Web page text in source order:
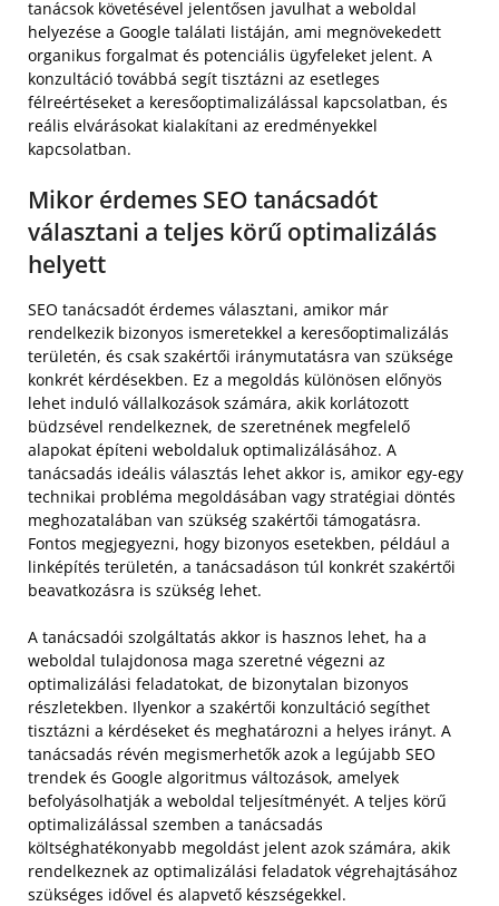
tanácsok követésével jelentősen javulhat a weboldal
helyezése a Google találati listáján, ami megnövekedett
organikus forgalmat és potenciális ügyfeleket jelent. A
konzultáció továbbá segít tisztázni az esetleges
félreértéseket a keresőoptimalizálással kapcsolatban, és
reális elvárásokat kialakítani az eredményekkel
kapcsolatban.
Mikor érdemes SEO tanácsadót
választani a teljes körű optimalizálás
helyett
SEO tanácsadót érdemes választani, amikor már
rendelkezik bizonyos ismeretekkel a keresőoptimalizálás
területén, és csak szakértői iránymutatásra van szüksége
konkrét kérdésekben. Ez a megoldás különösen előnyös
lehet induló vállalkozások számára, akik korlátozott
büdzsével rendelkeznek, de szeretnének megfelelő
alapokat építeni weboldaluk optimalizálásához. A
tanácsadás ideális választás lehet akkor is, amikor egy-egy
technikai probléma megoldásában vagy stratégiai döntés
meghozatalában van szükség szakértői támogatásra.
Fontos megjegyezni, hogy bizonyos esetekben, például a
linképítés területén, a tanácsadáson túl konkrét szakértői
beavatkozásra is szükség lehet.
A tanácsadói szolgáltatás akkor is hasznos lehet, ha a
weboldal tulajdonosa maga szeretné végezni az
optimalizálási feladatokat, de bizonytalan bizonyos
részletekben. Ilyenkor a szakértői konzultáció segíthet
tisztázni a kérdéseket és meghatározni a helyes irányt. A
tanácsadás révén megismerhetők azok a legújabb SEO
trendek és Google algoritmus változások, amelyek
befolyásolhatják a weboldal teljesítményét. A teljes körű
optimalizálással szemben a tanácsadás
költséghatékonyabb megoldást jelent azok számára, akik
rendelkeznek az optimalizálási feladatok végrehajtásához
szükséges idővel és alapvető készségekkel.